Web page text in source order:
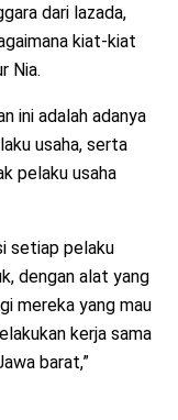
dari lazada,
kiat-kiat
Nia.
ini adalah adanya
usaha, serta
pelaku usaha
setiap pelaku
dengan alat yang
mereka yang mau
kerja sama
barat,”